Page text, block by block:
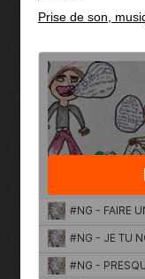
Prise de son,